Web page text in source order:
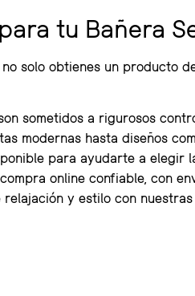
tu Bañera
solo obtienes un
sometidos a rigurosos
modernas hasta diseños
para ayudarte a elegir
online confiable, con
y estilo con